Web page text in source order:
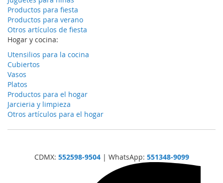
Productos para fiesta
Productos para verano
Otros artículos de fiesta
Hogar y cocina:
Utensilios para la cocina
Cubiertos
Vasos
Platos
Productos para el hogar
Jarcieria y limpieza
Otros artículos para el hogar
CDMX: 552598-9504| WhatsApp: 551348-9099